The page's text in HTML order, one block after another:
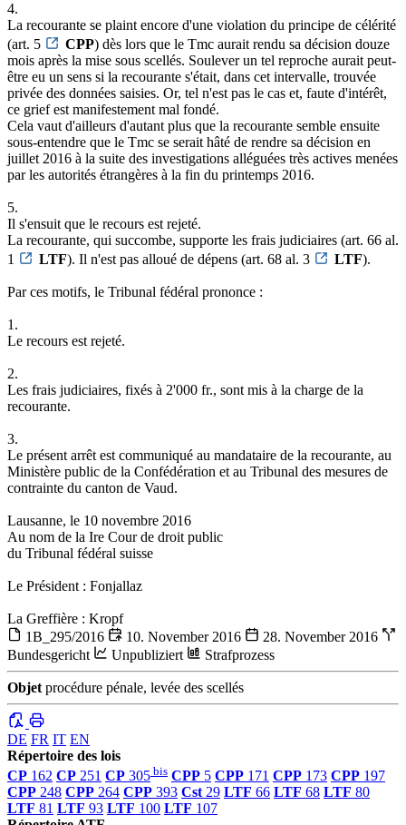
4.
La recourante se plaint encore d'une violation du principe de célérité
(art. 5
CPP) dès lors que le Tmc aurait rendu sa décision douze
mois après la mise sous scellés. Soulever un tel reproche aurait peut-
être eu un sens si la recourante s'était, dans cet intervalle, trouvée
privée des données saisies. Or, tel n'est pas le cas et, faute d'intérêt,
ce grief est manifestement mal fondé.
Cela vaut d'ailleurs d'autant plus que la recourante semble ensuite
sous-entendre que le Tmc se serait hâté de rendre sa décision en
juillet 2016 à la suite des investigations alléguées très actives menées
par les autorités étrangères à la fin du printemps 2016.
5.
Il s'ensuit que le recours est rejeté.
La recourante, qui succombe, supporte les frais judiciaires (art. 66 al.
1
LTF). Il n'est pas alloué de dépens (art. 68 al. 3 LTF).
Par ces motifs, le Tribunal fédéral prononce :
1.
Le recours est rejeté.
2.
Les frais judiciaires, fixés à 2'000 fr., sont mis à la charge de la
recourante.
3.
Le présent arrêt est communiqué au mandataire de la recourante, au
Ministère public de la Confédération et au Tribunal des mesures de
contrainte du canton de Vaud.
Lausanne, le 10 novembre 2016
Au nom de la Ire Cour de droit public
du Tribunal fédéral suisse
Le Président : Fonjallaz
La Greffière : Kropf
1B_295/2016
10. November 2016
28. November 2016
Bundesgericht
Unpubliziert Strafprozess
Objet procédure pénale, levée des scellés
DE FR IT EN
Répertoire des lois
CP 162 CP 251 CP 305 bis CPP 5 CPP 171 CPP 173 CPP 197
CPP 248 CPP 264 CPP 393 Cst 29 LTF 66 LTF 68 LTF 80
LTF 81 LTF 93 LTF 100 LTF 107